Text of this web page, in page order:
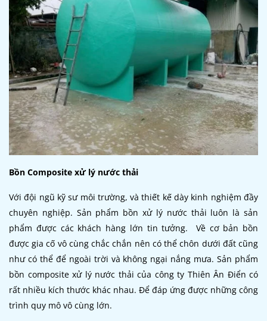
Bồn Composite xử lý nước thải
Với đội ngũ kỹ sư môi trường, và thiết kế dày kinh nghiệm đầy
chuyên nghiệp. Sản phẩm bồn xử lý nước thải luôn là sản
phẩm được các khách hàng lớn tin tưởng. Về cơ bản bồn
được gia cố vô cùng chắc chắn nên có thể chôn dưới đất cũng
như có thể để ngoài trời và không ngại nắng mưa. Sản phẩm
bồn composite xử lý nước thải của công ty Thiên Ân Điển có
rất nhiều kích thước khác nhau. Để đáp ứng được những công
trình quy mô vô cùng lớn.